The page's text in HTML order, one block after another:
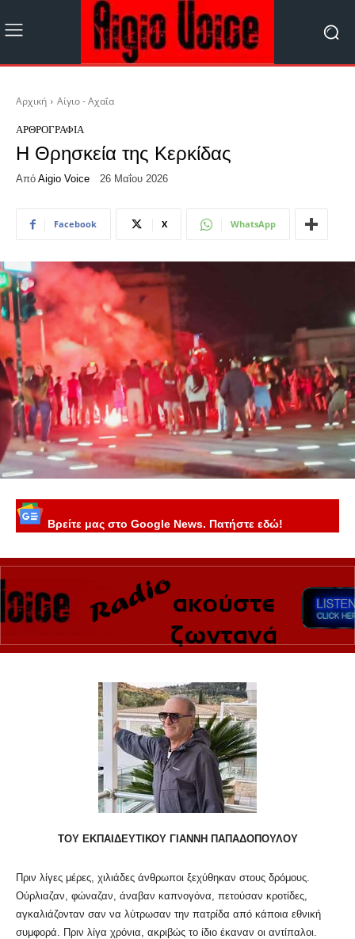
Αρχική Αίγιο - Αχαΐα
ΑΡΘΡΟΓΡΑΦΊΑ
Η Θρησκεία της Κερκίδας
Από Aigio Voice 26 Μαΐου 2026
Facebook X WhatsApp
Βρείτε μας στο Google News. Πατήστε εδώ!
ΤΟΥ ΕΚΠΑΙΔΕΥΤΙΚΟΥ ΓΙΑΝΝΗ ΠΑΠΑΔΟΠΟΥΛΟΥ
Πριν λίγες μέρες, χιλιάδες άνθρωποι ξεχύθηκαν στους δρόμους.
Ούρλιαζαν, φώναζαν, άναβαν καπνογόνα, πετούσαν κροτίδες,
αγκαλιάζονταν σαν να λύτρωσαν την πατρίδα από κάποια εθνική
συμφορά. Πριν λίγα χρόνια, ακριβώς το ίδιο έκαναν οι αντίπαλοι.